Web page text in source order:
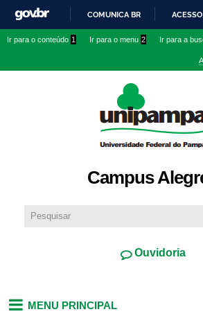
conteúdo
IR
O
COMUNICA BR
Ir para o conteúdo 1 Ir para o menu 2 Ir para a
Campus
Ouvidoria
MENU PRINCIPAL